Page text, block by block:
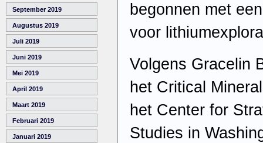
September 2019
Augustus 2019
Juli 2019
Juni 2019
Mei 2019
April 2019
Maart 2019
Februari 2019
Januari 2019
begonnen met
voor
Volgens Gracelin
het Critical
het Center for
Studies in